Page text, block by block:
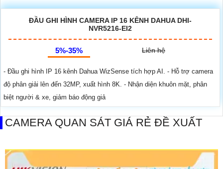
ĐẦU GHI HÌNH CAMERA IP 16 KÊNH DAHUA DHI-
NVR5216-EI2
5%-35% Liên hệ
- Đầu ghi hình IP 16 kênh Dahua WizSense tích hợp AI. - Hỗ trợ camera
độ phân giải lên đến 32MP, xuất hình 8K. - Nhận diện khuôn mặt, phân
biệt người & xe, giảm báo động giả
CAMERA QUAN SÁT GIÁ RẺ ĐỀ XUẤT